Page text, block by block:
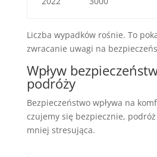
Liczba wypadków rośnie. To
zwracanie uwagi na
Wpływ
podróży
Bezpieczeństwo wpływa na
czujemy się bezpiecznie,
mniej stresująca.